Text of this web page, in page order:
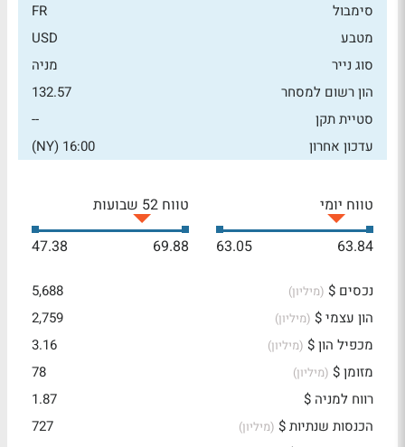
סימבול
FR
מטבע
USD
סוג נייר
מניה
הון רשום למסחר
132.57
סטיית תקן
--
עדכון אחרון
16:00 (NY)
טווח יומי
63.84
63.05
טווח 52 שבועות
69.88
47.38
נכסים $ (מיליון)
5,688
הון עצמי $ (מיליון)
2,759
מכפיל הון $ (מיליון)
3.16
מזומן $ (מיליון)
78
רווח למניה $
1.87
הכנסות שנתיות $ (מיליון)
727